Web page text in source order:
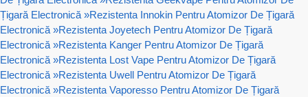
Țigară Electronică »Rezistenta Innokin Pentru Atomizor De Țigară
Electronică »Rezistenta Joyetech Pentru Atomizor De Țigară
Electronică »Rezistenta Kanger Pentru Atomizor De Țigară
Electronică »Rezistenta Lost Vape Pentru Atomizor De Țigară
Electronică »Rezistenta Uwell Pentru Atomizor De Țigară
Electronică »Rezistenta Vaporesso Pentru Atomizor De Țigară